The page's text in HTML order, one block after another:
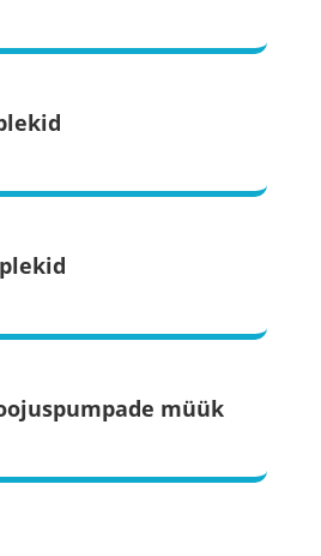
müük